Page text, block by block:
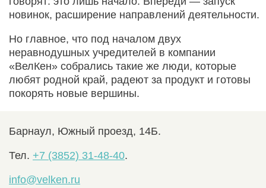
новинок, расширение направлений деятельности.
Но главное, что под началом двух
неравнодушных учредителей в компании
«ВелКен» собрались такие же люди, которые
любят родной край, радеют за продукт и готовы
покорять новые вершины.
Барнаул, Южный проезд, 14Б.
Тел. +7 (3852) 31-48-40.
info@velken.ru